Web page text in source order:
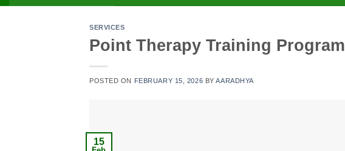
SERVICES
Point Therapy Training Program
POSTED ON FEBRUARY 15, 2026 BYAARADHYA
15